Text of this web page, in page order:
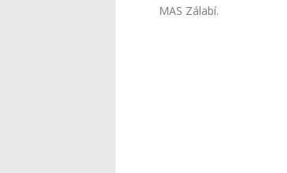
MAS Zálabí.